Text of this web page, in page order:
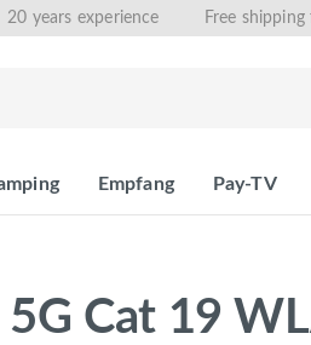
20 years experience Free
Empfang Pay-TV
Cat 19